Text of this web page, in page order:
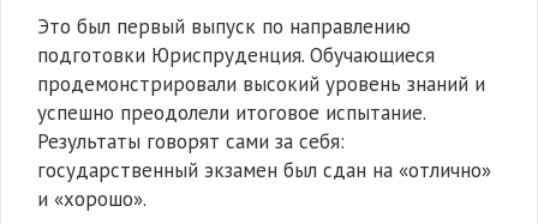
Это был первый выпуск по направлению
подготовки Юриспруденция. Обучающиеся
продемонстрировали высокий уровень знаний и
успешно преодолели итоговое испытание.
Результаты говорят сами за себя:
государственный экзамен был сдан на «отлично»
и «хорошо».